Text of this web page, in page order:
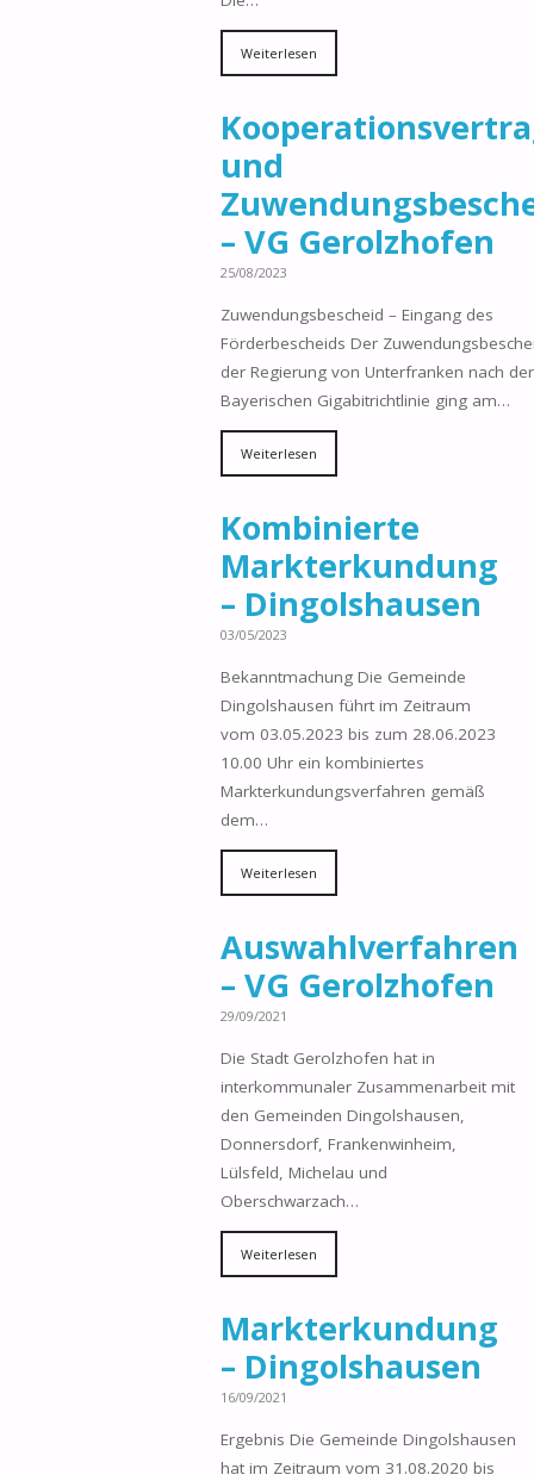
Weiterlesen
und
– VG Gerolzhofen
25/08/2023
Zuwendungsbescheid – Eingang des
Förderbescheids Der
der Regierung von Unterfranken nach der
Bayerischen Gigabitrichtlinie ging am…
Weiterlesen
Kombinierte
Markterkundung
– Dingolshausen
03/05/2023
Bekanntmachung Die Gemeinde
Dingolshausen führt im Zeitraum
vom 03.05.2023 bis zum 28.06.2023
10.00 Uhr ein kombiniertes
Markterkundungsverfahren gemäß
dem…
Weiterlesen
Auswahlverfahren
– VG Gerolzhofen
29/09/2021
Die Stadt Gerolzhofen hat in
interkommunaler Zusammenarbeit mit
den Gemeinden Dingolshausen,
Donnersdorf, Frankenwinheim,
Lülsfeld, Michelau und
Oberschwarzach…
Weiterlesen
Markterkundung
– Dingolshausen
16/09/2021
Ergebnis Die Gemeinde Dingolshausen
hat im Zeitraum vom 31.08.2020 bis